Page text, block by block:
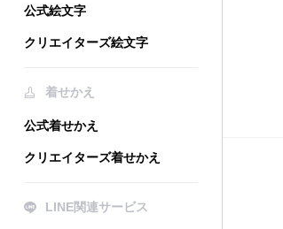
公式絵文字
クリエイターズ絵文字
着せかえ
公式着せかえ
クリエイターズ着せかえ
LINE関連サービス